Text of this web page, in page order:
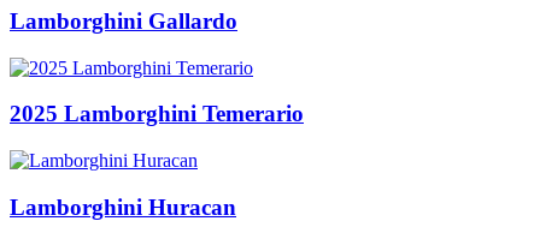
Lamborghini Gallardo
2025 Lamborghini Temerario
Lamborghini Huracan